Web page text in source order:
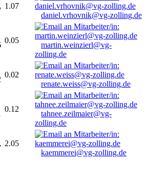
1.07
daniel.vrhovnik@vg-zolling.de
0.05
martin.weinzierl@vg-
zolling.de
0.02
renate.weiss@vg-zolling.de
0.12
tahnee.zeilmaier@vg-
zolling.de
2.05
kaemmerei@vg-zolling.de